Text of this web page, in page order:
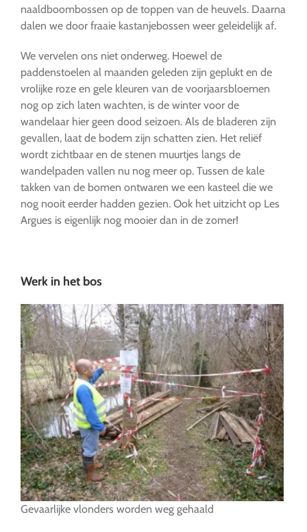
naaldboombossen op de toppen van de heuvels. Daarna
dalen we door fraaie kastanjebossen weer geleidelijk af.
We vervelen ons niet onderweg. Hoewel de
paddenstoelen al maanden geleden zijn geplukt en de
vrolijke roze en gele kleuren van de voorjaarsbloemen
nog op zich laten wachten, is de winter voor de
wandelaar hier geen dood seizoen. Als de bladeren zijn
gevallen, laat de bodem zijn schatten zien. Het reliëf
wordt zichtbaar en de stenen muurtjes langs de
wandelpaden vallen nu nog meer op. Tussen de kale
takken van de bomen ontwaren we een kasteel die we
nog nooit eerder hadden gezien. Ook het uitzicht op Les
Argues is eigenlijk nog mooier dan in de zomer!
Werk in het bos
Gevaarlijke vlonders worden weg gehaald